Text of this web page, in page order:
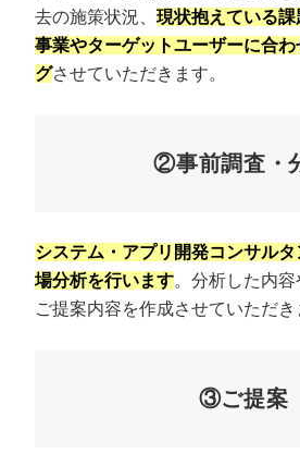
去の施策状況、 現状抱えている
事業やターゲットユーザーに合
グさせていただきます。
②事前調査・
システム・アプリ開発コンサル
場分析を行います。分析した内
ご提案内容を作成させていただき
③ご提案